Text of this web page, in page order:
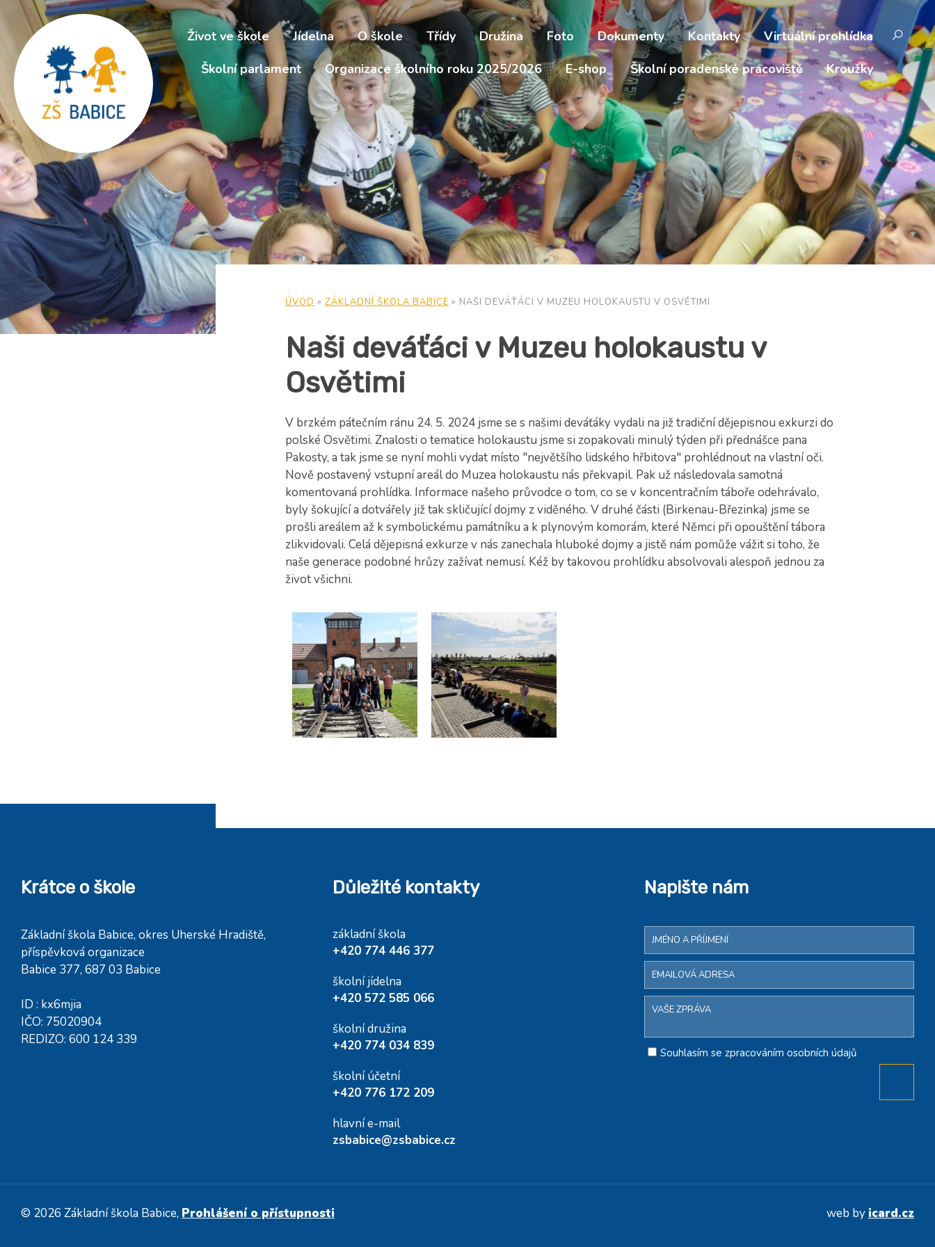
Život ve škole Jídelna O škole Třídy Družina Foto Dokumenty Kontakty
Virtuální prohlídka
Školní parlament
Organizace školního roku 2025/2026 E-shop Školní poradenské pracoviště Kroužky
ÚVOD » ZÁKLADNÍ ŠKOLA BABICE » NAŠI DEVÁŤÁCI V MUZEU HOLOKAUSTU V OSVĚTIMI
Naši deváťáci v Muzeu holokaustu v
Osvětimi
V brzkém pátečním ránu 24. 5. 2024 jsme se s našimi deváťáky vydali na již tradiční dějepisnou exkurzi do
polské Osvětimi. Znalosti o tematice holokaustu jsme si zopakovali minulý týden při přednášce pana
Pakosty, a tak jsme se nyní mohli vydat místo "největšího lidského hřbitova" prohlédnout na vlastní oči.
Nově postavený vstupní areál do Muzea holokaustu nás překvapil. Pak už následovala samotná
komentovaná prohlídka. Informace našeho průvodce o tom, co se v koncentračním táboře odehrávalo,
byly šokující a dotvářely již tak skličující dojmy z viděného. V druhé části (Birkenau-Březinka) jsme se
prošli areálem až k symbolickému památníku a k plynovým komorám, které Němci při opouštění tábora
zlikvidovali. Celá dějepisná exkurze v nás zanechala hluboké dojmy a jistě nám pomůže vážit si toho, že
naše generace podobné hrůzy zažívat nemusí. Kéž by takovou prohlídku absolvovali alespoň jednou za
život všichni.
Krátce o škole
Základní škola Babice, okres Uherské Hradiště,
příspěvková organizace
Babice 377, 687 03 Babice
ID : kx6mjia
IČO: 75020904
REDIZO: 600 124 339
Důležité kontakty
základní škola
+420 774 446 377
školní jídelna
+420 572 585 066
školní družina
+420 774 034 839
školní účetní
+420 776 172 209
hlavní e-mail
zsbabice@zsbabice.cz
Napište nám
Souhlasím se zpracováním osobních údajů
© 2026 Základní škola Babice, Prohlášení o přístupnosti web by icard.cz